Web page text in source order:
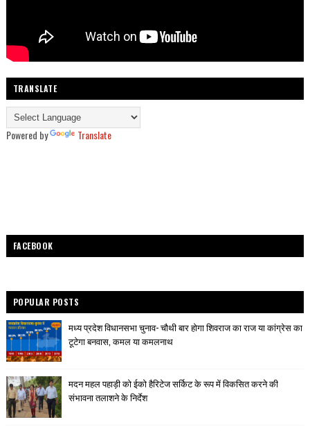
TRANSLATE
Powered by Translate
FACEBOOK
POPULAR POSTS
मध्य प्रदेश विधानसभा चुनाव- चौथी बार होगा शिवराज का राज या कांग्रेस का
टूटेगा बनवास, कमल या कमलनाथ
मदन महल पहाड़ी को ईको हैरिटेज सर्किट के रूप में विकसित करने की
संभावना तलाशने के निर्देश